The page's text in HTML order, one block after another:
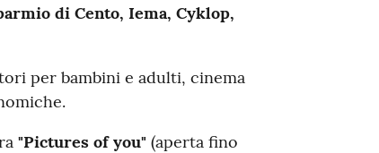
di Cento, Iema, Cyklop,
per bambini e adulti, cinema
.
"Pictures of you" (aperta fino